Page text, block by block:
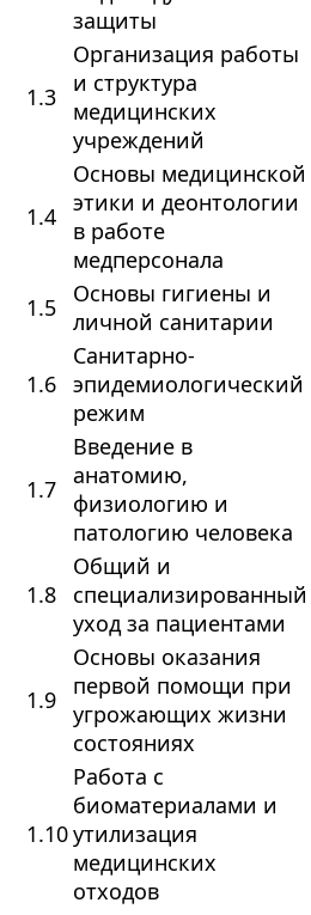
защиты
1.3
Организация работы
и структура
медицинских
учреждений
1.4
Основы медицинской
этики и деонтологии
в работе
медперсонала
1.5
Основы гигиены и
личной санитарии
1.6
Санитарно-
эпидемиологический
режим
1.7
Введение в
анатомию,
физиологию и
патологию человека
1.8
Общий и
специализированный
уход за пациентами
1.9
Основы оказания
первой помощи при
угрожающих жизни
состояниях
1.10
Работа с
биоматериалами и
утилизация
медицинских
отходов